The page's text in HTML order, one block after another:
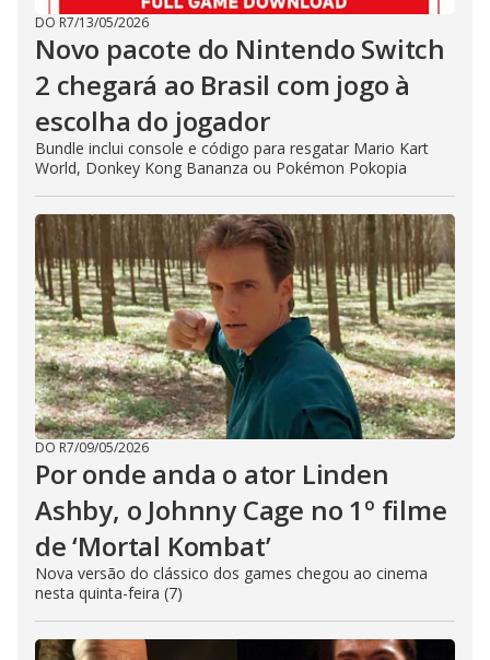
DO R7/13/05/2026
Novo pacote do Nintendo Switch
2 chegará ao Brasil com jogo à
escolha do jogador
Bundle inclui console e código para resgatar Mario Kart
World, Donkey Kong Bananza ou Pokémon Pokopia
DO R7/09/05/2026
Por onde anda o ator Linden
Ashby, o Johnny Cage no 1º filme
de ‘Mortal Kombat’
Nova versão do clássico dos games chegou ao cinema
nesta quinta-feira (7)